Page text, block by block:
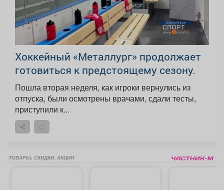
Хоккейный «Металлург» продолжает
готовиться к предстоящему сезону.
Пошла вторая неделя, как игроки вернулись из
отпуска, были осмотрены врачами, сдали тесты,
приступили к...
ТОВАРЫ, СКИДКИ, АКЦИИ